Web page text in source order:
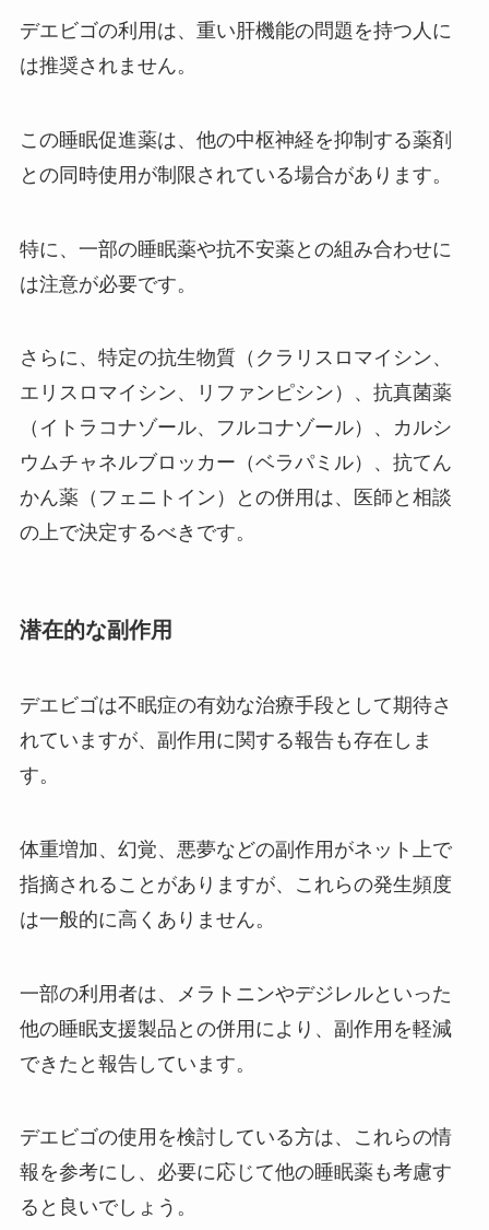
所！安いのはどこのお店？おすす
め商品は？
galaxy充電器の純正はどこで買え
る？充電器がついてない理由やお
すすめについて大調査！
ダイソーのショルダーバッグ300
円がすごい！無印良品に似てる
の？
リゲインはどこで売ってる？もう
ない？どこで買える？コストコで
は？
デエビゴの利用は、重い肝機能の問題を持つ人に
は推奨されません。
この睡眠促進薬は、他の中枢神経を抑制する薬剤
との同時使用が制限されている場合があります。
特に、一部の睡眠薬や抗不安薬との組み合わせに
は注意が必要です。
さらに、特定の抗生物質（クラリスロマイシン、
エリスロマイシン、リファンピシン）、抗真菌薬
（イトラコナゾール、フルコナゾール）、カルシ
ウムチャネルブロッカー（ベラパミル）、抗てん
かん薬（フェニトイン）との併用は、医師と相談
の上で決定するべきです。
潜在的な副作用
デエビゴは不眠症の有効な治療手段として期待さ
れていますが、副作用に関する報告も存在しま
す。
体重増加、幻覚、悪夢などの副作用がネット上で
指摘されることがありますが、これらの発生頻度
は一般的に高くありません。
一部の利用者は、メラトニンやデジレルといった
他の睡眠支援製品との併用により、副作用を軽減
できたと報告しています。
デエビゴの使用を検討している方は、これらの情
報を参考にし、必要に応じて他の睡眠薬も考慮す
ると良いでしょう。